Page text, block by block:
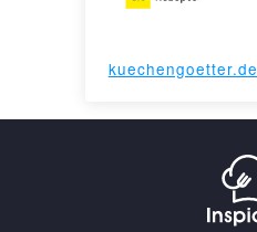
kuechengoetter.de